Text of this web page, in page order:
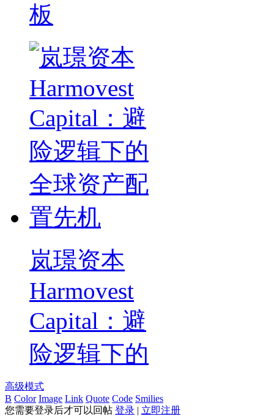
板
岚璟资本
Harmovest
Capital：避
险逻辑下的
高级模式
B Color Image Link Quote Code Smilies
您需要登录后才可以回帖 登录 | 立即注册